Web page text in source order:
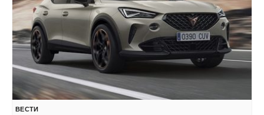
ВЕСТИ